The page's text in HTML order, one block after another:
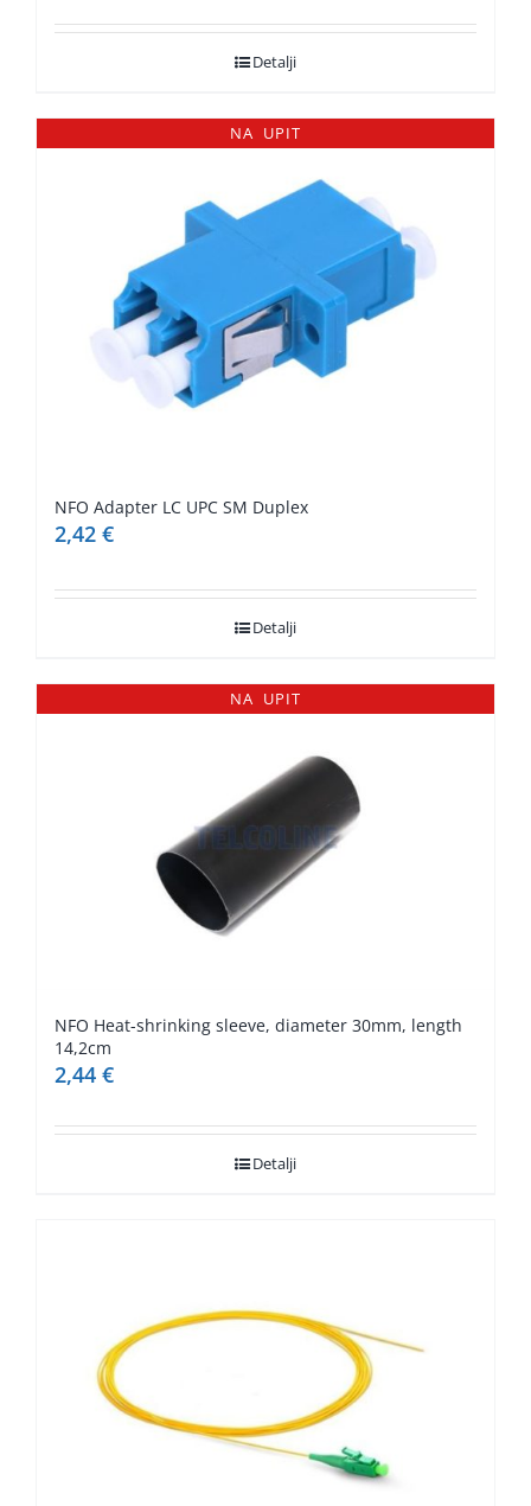
Detalji
NA UPIT
NFO Adapter LC UPC SM Duplex
2,42 €
Detalji
NA UPIT
NFO Heat-shrinking sleeve, diameter 30mm, length
14,2cm
2,44 €
Detalji